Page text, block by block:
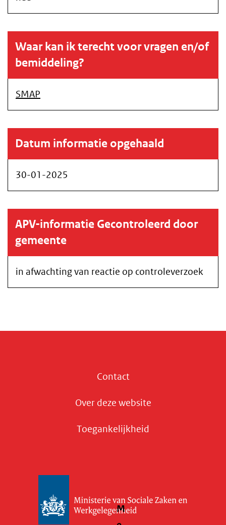
M
Waar kan ik terecht voor vragen en/of
bemiddeling?
SMAP
Datum informatie opgehaald
30-01-2025
APV-informatie Gecontroleerd door
gemeente
in afwachting van reactie op controleverzoek
Contact
Over deze website
Toegankelijkheid